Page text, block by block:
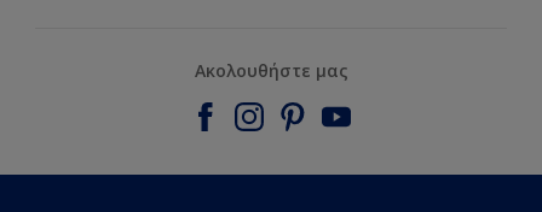
Ακολουθήστε μας